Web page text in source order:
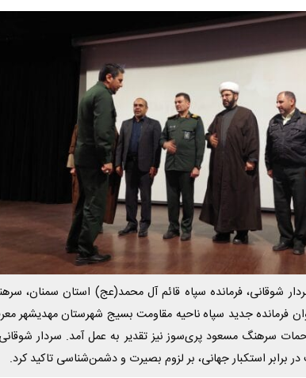
شوقانی، فرمانده سپاه قائم آل محمد(عج) استان سمنان،
فرمانده جدید سپاه ناحیه مقاومت بسیج شهرستان مهدیشهر
سرهنگ مسعود پری‌سوز نیز تقدیر به عمل آمد. سردار
برابر استکبار جهانی، بر لزوم بصیرت و دشمن‌شناسی تاکید کرد.